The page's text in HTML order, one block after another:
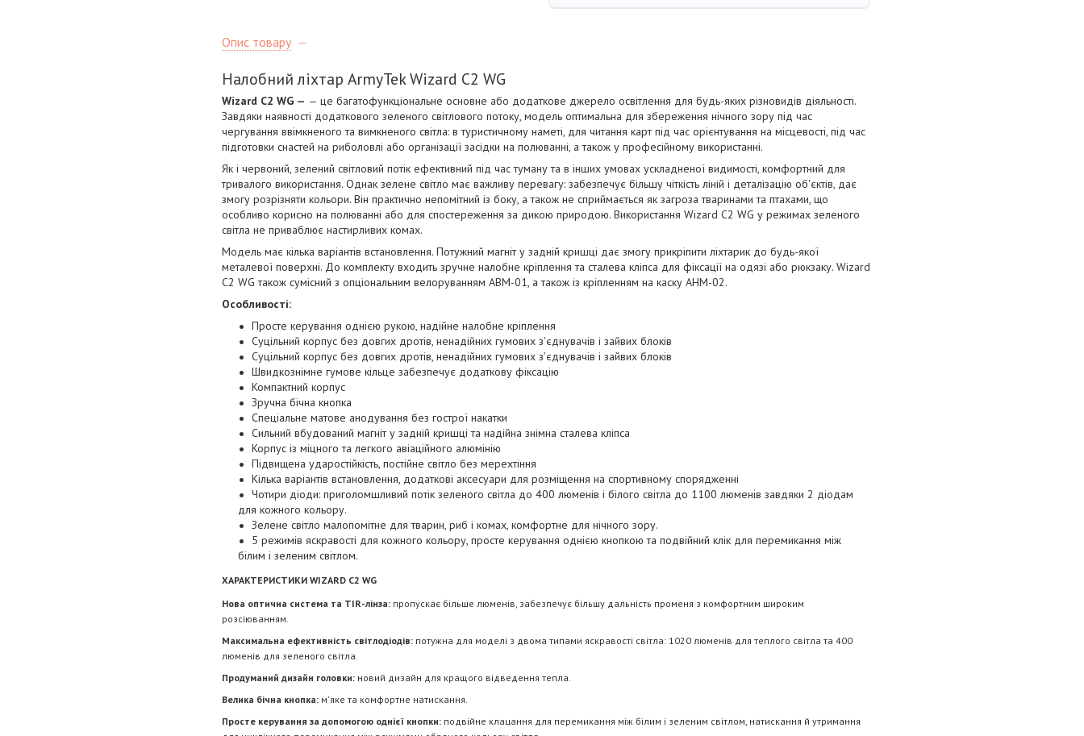
Опис товару
Налобний ліхтар ArmyTek Wizard C2 WG
Wizard C2 WG — — це багатофункціональне основне або додаткове джерело освітлення для будь-яких різновидів діяльності.
Завдяки наявності додаткового зеленого світлового потоку, модель оптимальна для збереження нічного зору під час
чергування ввімкненого та вимкненого світла: в туристичному наметі, для читання карт під час орієнтування на місцевості, під час
підготовки снастей на риболовлі або організації засідки на полюванні, а також у професійному використанні.
Як і червоний, зелений світловий потік ефективний під час туману та в інших умовах ускладненої видимості, комфортний для
тривалого використання. Однак зелене світло має важливу перевагу: забезпечує більшу чіткість ліній і деталізацію об'єктів, дає
змогу розрізняти кольори. Він практично непомітний із боку, а також не сприймається як загроза тваринами та птахами, що
особливо корисно на полюванні або для спостереження за дикою природою. Використання Wizard C2 WG у режимах зеленого
світла не приваблює настирливих комах.
Модель має кілька варіантів встановлення. Потужний магніт у задній кришці дає змогу прикріпити ліхтарик до будь-якої
металевої поверхні. До комплекту входить зручне налобне кріплення та сталева кліпса для фіксації на одязі або рюкзаку. Wizard
C2 WG також сумісний з опціональним велоруванням ABM-01, а також із кріпленням на каску AHM-02.
Особливості:
Просте керування однією рукою, надійне налобне кріплення
Суцільний корпус без довгих дротів, ненадійних гумових з'єднувачів і зайвих блоків
Суцільний корпус без довгих дротів, ненадійних гумових з'єднувачів і зайвих блоків
Швидкознімне гумове кільце забезпечує додаткову фіксацію
Компактний корпус
Зручна бічна кнопка
Спеціальне матове анодування без гострої накатки
Сильний вбудований магніт у задній кришці та надійна знімна сталева кліпса
Корпус із міцного та легкого авіаційного алюмінію
Підвищена ударостійкість, постійне світло без мерехтіння
Кілька варіантів встановлення, додаткові аксесуари для розміщення на спортивному спорядженні
Чотири діоди: приголомшливий потік зеленого світла до 400 люменів і білого світла до 1100 люменів завдяки 2 діодам
для кожного кольору.
Зелене світло малопомітне для тварин, риб і комах, комфортне для нічного зору.
5 режимів яскравості для кожного кольору, просте керування однією кнопкою та подвійний клік для перемикання між
білим і зеленим світлом.
ХАРАКТЕРИСТИКИ WIZARD C2 WG
Нова оптична система та TIR-лінза: пропускає більше люменів, забезпечує більшу дальність променя з комфортним широким
розсіюванням.
Максимальна ефективність світлодіодів: потужна для моделі з двома типами яскравості світла: 1020 люменів для теплого світла та 400
люменів для зеленого світла.
Продуманий дизайн головки: новий дизайн для кращого відведення тепла.
Велика бічна кнопка: м'яке та комфортне натискання.
Просте керування за допомогою однієї кнопки: подвійне клацання для перемикання між білим і зеленим світлом, натискання й утримання